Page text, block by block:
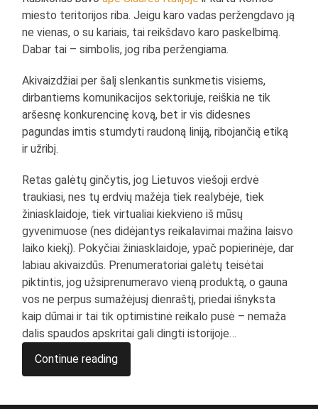
miesto teritorijos riba. Jeigu karo vadas peržengdavo ją
ne vienas, o su kariais, tai reikšdavo karo paskelbimą.
Dabar tai – simbolis, jog riba peržengiama.
Akivaizdžiai per šalį slenkantis sunkmetis visiems,
dirbantiems komunikacijos sektoriuje, reiškia ne tik
aršesnę konkurencinę kovą, bet ir vis didesnes
pagundas imtis stumdyti raudoną liniją, ribojančią etiką
ir užribį.
Retas galėtų ginčytis, jog Lietuvos viešoji erdvė
traukiasi, nes tų erdvių mažėja tiek realybėje, tiek
žiniasklaidoje, tiek virtualiai kiekvieno iš mūsų
gyvenimuose (nes didėjantys reikalavimai mažina laisvo
laiko kiekį). Pokyčiai žiniasklaidoje, ypač popierinėje, dar
labiau akivaizdūs. Prenumeratoriai galėtų teisėtai
piktintis, jog užsiprenumeravo vieną produktą, o gauna
vos ne perpus sumažėjusį dienraštį, priedai išnyksta
kaip dūmai ir tai tik optimistinė reikalo pusė – nemaža
dalis spaudos apskritai gali dingti istorijoje…
Continue reading